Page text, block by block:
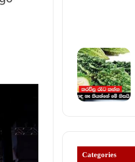
Categories